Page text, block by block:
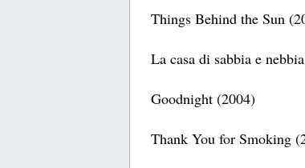
Things Behind the Sun
La casa di sabbia e
Goodnight (2004)
Thank You for Smoking